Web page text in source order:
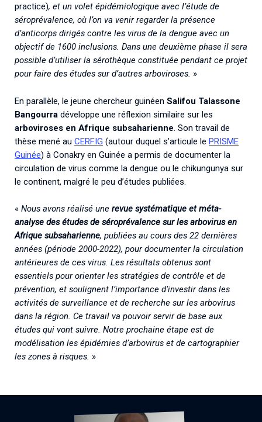
practice), et un volet épidémiologique avec l’étude de
séroprévalence, où l’on va venir regarder la présence
d’anticorps dirigés contre les virus de la dengue avec un
objectif de 1600 inclusions. Dans une deuxième phase il sera
possible d’utiliser la sérothèque constituée pendant ce projet
pour faire des études sur d’autres arboviroses. »
En parallèle, le jeune chercheur guinéen Salifou Talassone
Bangourra développe une réflexion similaire sur les
arboviroses en Afrique subsaharienne . Son travail de
thèse mené au CERFIG (autour duquel s’articule le PRISME
Guinée) à Conakry en Guinée a permis de documenter la
circulation de virus comme la dengue ou le chikungunya sur
le continent, malgré le peu d’études publiées.
« Nous avons réalisé une revue systématique et méta-
analyse des études de séroprévalence sur les arbovirus en
Afrique subsaharienne, publiées au cours des 22 dernières
années (période 2000-2022), pour documenter la circulation
antérieures de ces virus. Les résultats obtenus sont
essentiels pour orienter les stratégies de contrôle et de
prévention, et soulignent l’importance d’investir dans les
activités de surveillance et de recherche sur les arbovirus
dans la région. Ce travail va pouvoir servir de base aux
études qui vont suivre. Notre prochaine étape est de
modélisation les épidémies d’arbovirus et de cartographier
les zones à risques. »